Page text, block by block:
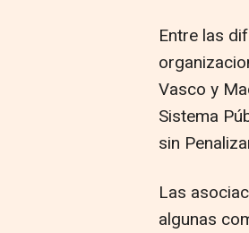
Entre las
Vasco y
Sistema
sin
Las
algunas